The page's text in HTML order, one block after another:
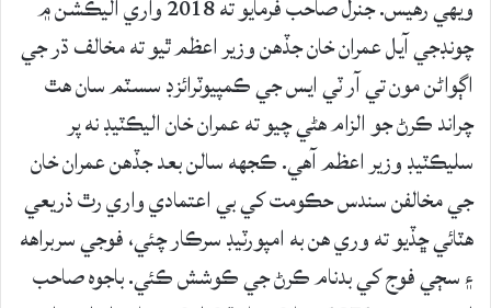
ويھي رھيس. جنرل صاحب فرمايو ته 2018 واري اليڪشن ۾
چونڊجي آيل عمران خان جڏهن وزير اعظم ٿيو ته مخالف ڌر جي
اڳواڻن مون تي آر ٽي ايس جي ڪمپيوٽرائزڊ سسٽم سان ھٿ
چراند ڪرڻ جو الزام ھڻي چيو ته عمران خان اليڪٽيڊ نه پر
سليڪٽيڊ وزير اعظم آهي. ڪجھه سالن بعد جڏھن عمران خان
جي مخالفن سندس حڪومت کي بي اعتمادي واري رٿ ذريعي
ھٽائي ڇڏيو ته وري ھن به امپورٽيڊ سرڪار چئي، فوجي سربراهه
۽ سڄي فوج کي بدنام ڪرڻ جي ڪوشش ڪئي. باجوه صاحب